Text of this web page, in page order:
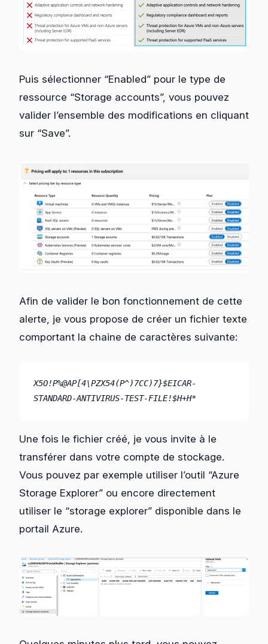
Puis sélectionner “Enabled” pour le type de
ressource “Storage accounts”, vous pouvez
valider l’ensemble des modifications en cliquant
sur “Save”.
Afin de valider le bon fonctionnement de cette
alerte, je vous propose de créer un fichier texte
comportant la chaine de caractères suivante:
X5O!P%@AP[4\PZX54(P^)7CC)7}$EICAR-
STANDARD-ANTIVIRUS-TEST-FILE!$H+H*
Une fois le fichier créé, je vous invite à le
transférer dans votre compte de stockage.
Vous pouvez par exemple utiliser l’outil “Azure
Storage Explorer” ou encore directement
utiliser le “storage explorer” disponible dans le
portail Azure.